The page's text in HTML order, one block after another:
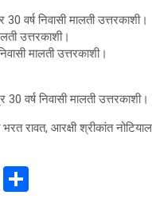
वर्ष निवासी मालती उत्तरकाशी।
उत्तरकाशी।
मालती उत्तरकाशी।
वर्ष निवासी मालती उत्तरकाशी।
रावत, आरक्षी श्रीकांत
Li